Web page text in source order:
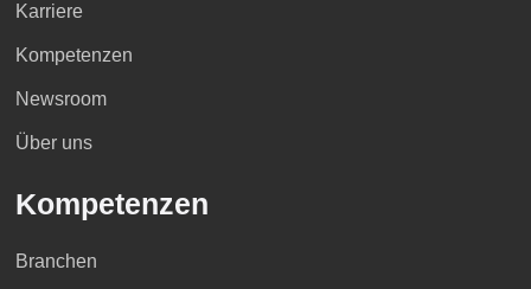
Karriere
Kompetenzen
Newsroom
Über uns
Kompetenzen
Branchen